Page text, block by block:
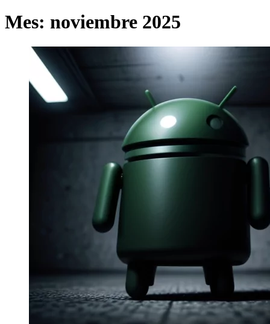
Mes: noviembre 2025